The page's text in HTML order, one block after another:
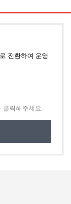
전환하여 운영
클릭해주세요.